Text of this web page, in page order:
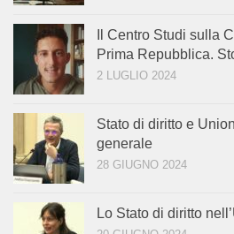
Il Centro Studi sulla
Prima Repubblica.
2 LUGLIO 2024
Stato di diritto e
generale
28 GIUGNO 2024
Lo Stato di diritto